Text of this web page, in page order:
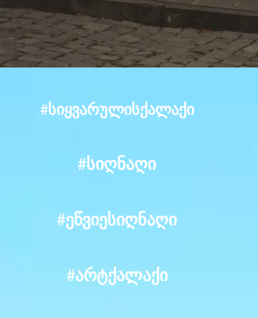
#სიყვარულისქალაქი
#სიღნაღი
#ეწვიესიღნაღი
#არტქალაქი